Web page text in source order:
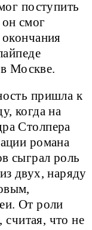
поступить
смог
в Москве.
пришла к
когда на
Столпера
романа
сыграл роль
двух, наряду
От роли
считая, что не